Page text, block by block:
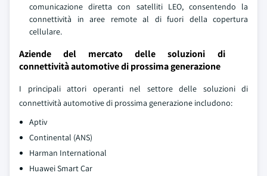
comunicazione diretta con satelliti LEO, consentendo la
connettività in aree remote al di fuori della copertura
cellulare.
Aziende del mercato delle soluzioni di
connettività automotive di prossima generazione
I principali attori operanti nel settore delle soluzioni di
connettività automotive di prossima generazione includono:
Aptiv
Continental (ANS)
Harman International
Huawei Smart Car